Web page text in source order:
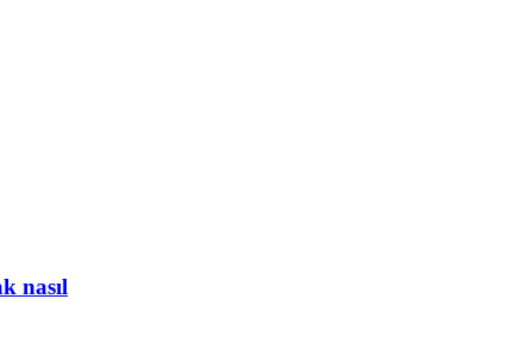
nasıl